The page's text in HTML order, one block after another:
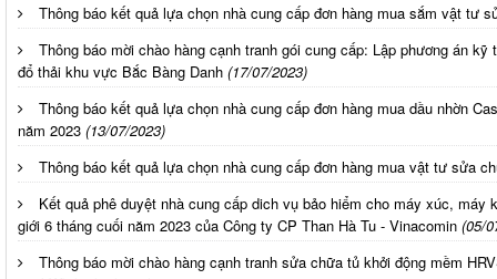
Thông báo kết quả lựa chọn nhà cung cấp đơn hàng mua sắm vật tư
Thông báo mời chào hàng cạnh tranh gói cung cấp: Lập phương án
đổ thải khu vực Bắc Bàng Danh (17/07/2023)
Thông báo kết quả lựa chọn nhà cung cấp đơn hàng mua dầu nhờn
năm 2023 (13/07/2023)
Thông báo kết quả lựa chọn nhà cung cấp đơn hàng mua vật tư sửa
Kết quả phê duyệt nhà cung cấp dich vụ bảo hiểm cho máy xúc,
giới 6 tháng cuối năm 2023 của Công ty CP Than Hà Tu - Vinacomin (05/
Thông báo mời chào hàng cạnh tranh sửa chữa tủ khởi động mềm